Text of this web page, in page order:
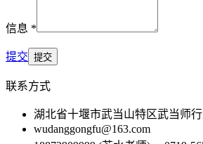
信息 *
提交
联系方式
湖北省十堰市武当山特区武当师
wudanggongfu@163.com